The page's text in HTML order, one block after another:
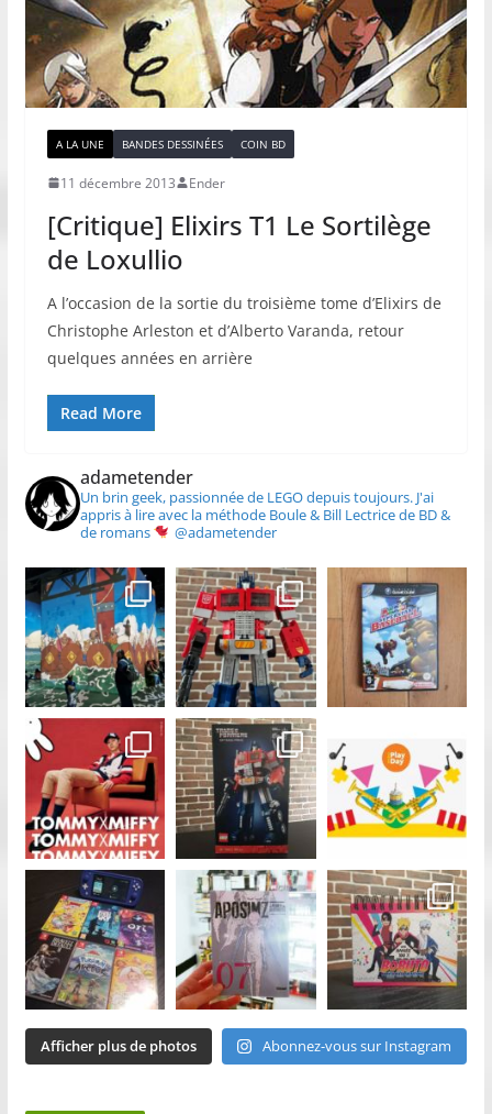
A LA UNE BANDES DESSINÉES COIN BD
11 décembre 2013 Ender
[Critique] Elixirs T1 Le Sortilège
de Loxullio
A l’occasion de la sortie du troisième tome d’Elixirs de
Christophe Arleston et d’Alberto Varanda, retour
quelques années en arrière
Read More
adametender
Un brin geek, passionnée de LEGO depuis toujours.J'ai
appris à lire avec la méthode Boule & Bill Lectrice de BD &
de romans
@adametender
Afficher plus de photos Abonnez-vous sur Instagram